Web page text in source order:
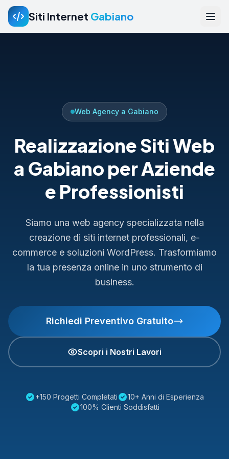
Siti Internet Gabiano
Web Agency a Gabiano
Realizzazione Siti Web
a Gabiano per Aziende
e Professionisti
Siamo una web agency specializzata nella
creazione di siti internet professionali, e-
commerce e soluzioni WordPress. Trasformiamo
la tua presenza online in uno strumento di
business.
Richiedi Preventivo Gratuito
Scopri i Nostri Lavori
+150 Progetti Completati
10+ Anni di Esperienza
100% Clienti Soddisfatti